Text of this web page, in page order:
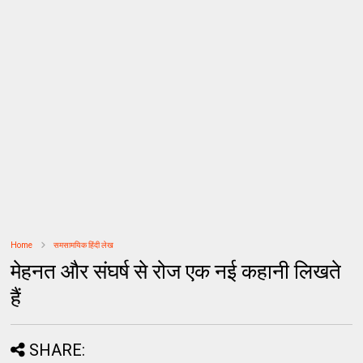
Home समसामयिक हिंदी लेख
मेहनत और संघर्ष से रोज एक नई कहानी लिखते
हैं
SHARE: